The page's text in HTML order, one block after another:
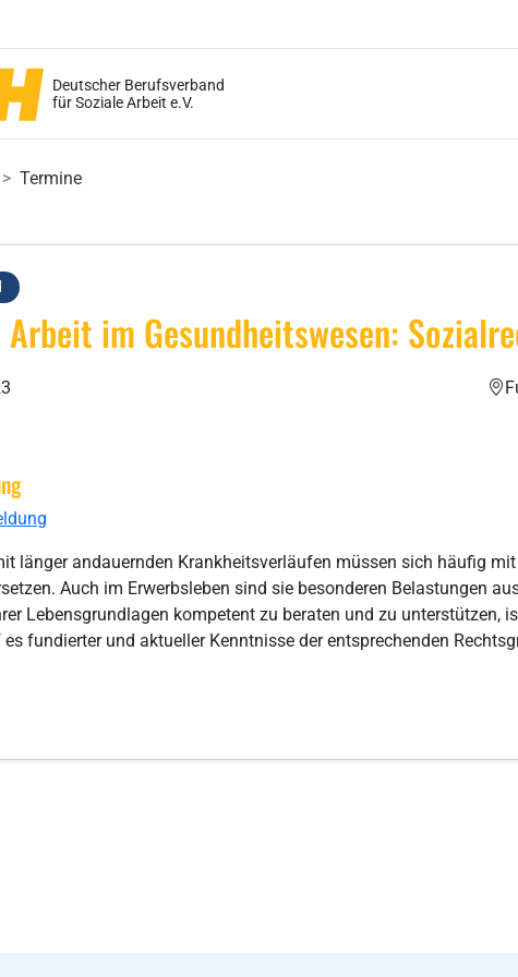
Deutscher Berufsverband
für Soziale Arbeit e.V.
Termine
Arbeit im Gesundheitswesen:
länger andauernden Krankheitsverläufen müssen sich häufig
Auch im Erwerbsleben sind sie besonderen Belastungen
Lebensgrundlagen kompetent zu beraten und zu unterstützen,
fundierter und aktueller Kenntnisse der entsprechenden